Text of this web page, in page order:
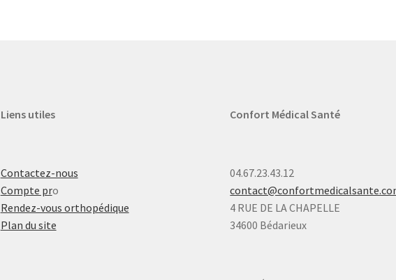
Liens utiles
Contactez-nous
Compte pro
Rendez-vous orthopédique
Plan du site
Confort Médical Santé
04.67.23.43.12
4 RUE DE LA CHAPELLE
34600 Bédarieux